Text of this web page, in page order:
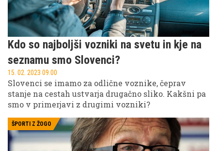
Kdo so najboljši vozniki na svetu in kje na
seznamu smo Slovenci?
15. 02. 2023 09.00
Slovenci se imamo za odlične voznike, čeprav
stanje na cestah ustvarja drugačno sliko. Kakšni pa
smo v primerjavi z drugimi vozniki?
ŠPORTI Z ŽOGO